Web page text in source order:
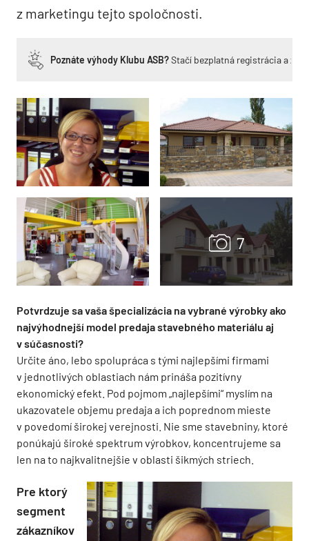
z marketingu tejto spoločnosti.
Poznáte výhody Klubu ASB?Stačí bezplatná registrácia a
Potvrdzuje sa vaša špecializácia na vybrané výrobky ako
najvýhodnejší model predaja stavebného materiálu aj
v súčasnosti?
Určite áno, lebo spolupráca s tými najlepšími firmami
v jednotlivých oblastiach nám prináša pozitívny
ekonomický efekt. Pod pojmom „najlepšími“ myslím na
ukazovatele objemu predaja a ich poprednom mieste
v povedomí širokej verejnosti. Nie sme stavebniny, ktoré
ponúkajú široké spektrum výrobkov, koncentrujeme sa
len na to najkvalitnejšie v oblasti šikmých striech.
Pre ktorý
segment
zákazníkov